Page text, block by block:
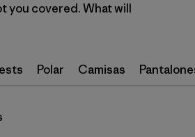
you covered. What will
Polar Camisas